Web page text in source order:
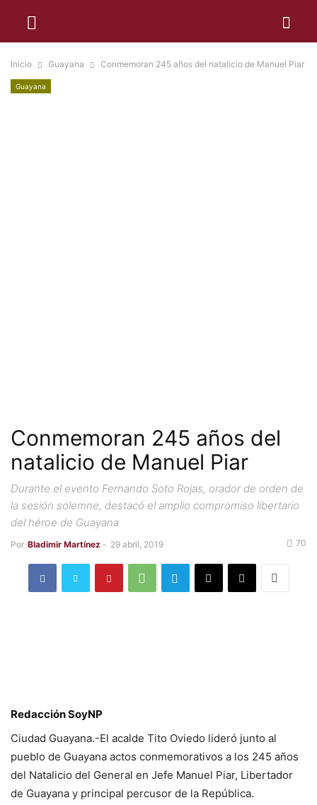
Inicio Guayana Conmemoran 245 años del natalicio de Manuel Piar
Guayana
Conmemoran 245 años del
natalicio de Manuel Piar
Durante el evento Fernando Soto Rojas, orador de orden de
la sesión solemne, destacó el amplio compromiso libertario
del héroe de Guayana
Por Bladimir Martínez - 29 abril, 2019 70
Redacción SoyNP
Ciudad Guayana.-El acalde Tito Oviedo lideró junto al
pueblo de Guayana actos conmemorativos a los 245 años
del Natalicio del General en Jefe Manuel Piar, Libertador
de Guayana y principal percusor de la República.